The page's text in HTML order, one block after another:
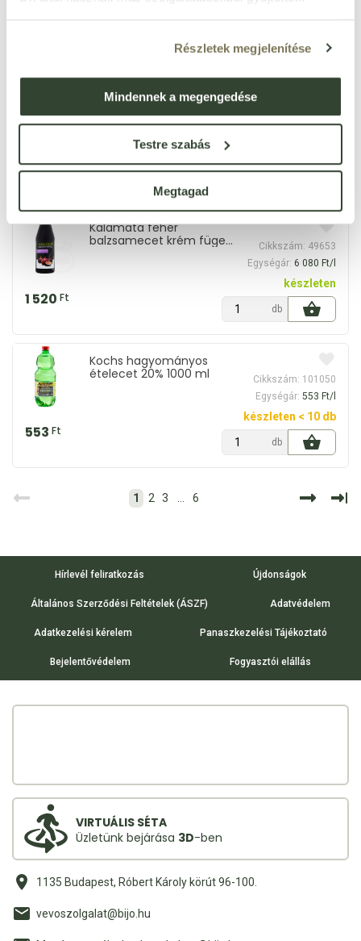
Részletek megjelenítése
Mindennek a megengedése
Testre szabás
Megtagad
készleten
Kochs almaecet 1000 ml
Cikkszám: 101051
905Ft
db
Kalamata fehér
balzsamecet krém füge
Cikkszám: 49653
Egységár: 6 080 Ft/l
1 520 Ft
készleten
db
Kochs hagyományos
ételecet 20% 1000 ml
Cikkszám: 101050
Egységár: 553 Ft/l
553 Ft
készleten < 10 db
db
1 2 3 6
Hírlevél feliratkozás Újdonságok
Általános Szerződési Feltételek (ÁSZF) Adatvédelem
Adatkezelési kérelem Panaszkezelési Tájékoztató
Bejelentővédelem Fogyasztói elállás
VIRTUÁLIS SÉTA
Üzletünk bejárása 3D-ben
1135 Budapest, Róbert Károly körút 96-100.
vevoszolgalat@bijo.hu